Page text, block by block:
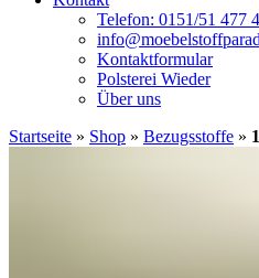
Telefon: 0151/51 477
Kontaktformular
Polsterei Wieder
Über uns
Startseite » Shop » Bezugsstoffe »